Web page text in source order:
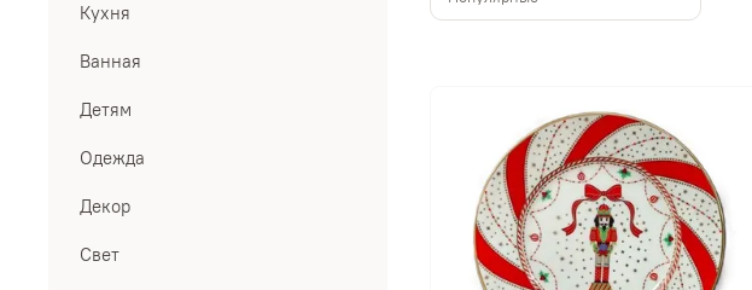
Кухня
Ванная
Детям
Одежда
Декор
Свет